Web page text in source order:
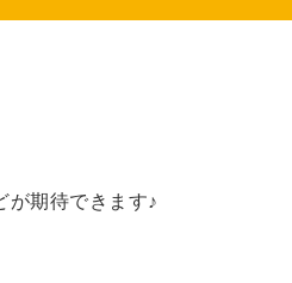
が期待できます♪